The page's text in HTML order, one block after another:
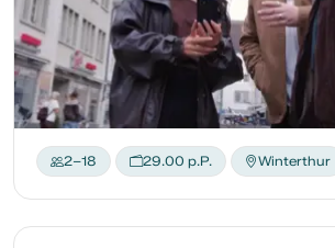
2–18 29.00 p.P. Winterthur